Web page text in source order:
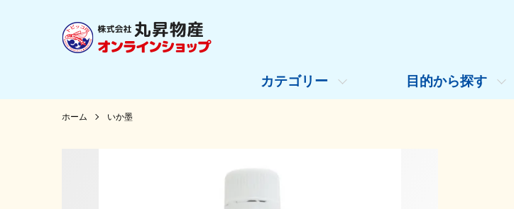
カテゴリー 目的から探す
ホーム いか墨